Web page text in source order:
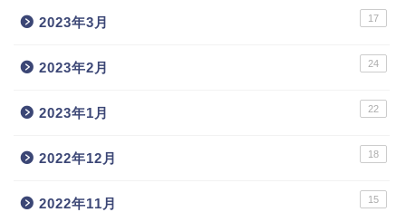
2023年3月 17
2023年2月 24
2023年1月 22
2022年12月 18
2022年11月 15